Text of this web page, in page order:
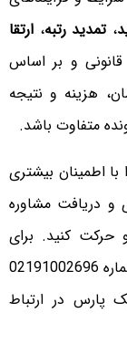
،تمدید رتبه، ارتقا
و بر اساس
هزینه و نتیجه
متفاوت باشد.
اطمینان بیشتری
و دریافت مشاوره
کنید. برای
02191002696
پارس در ارتباط